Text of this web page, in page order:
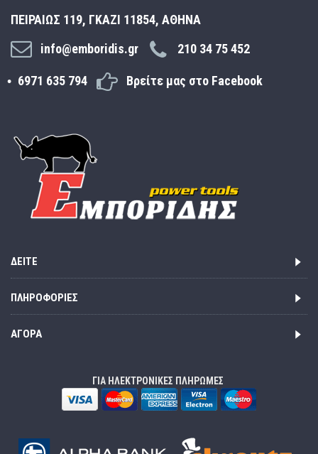
ΠΕΙΡΑΙΩΣ 119, ΓΚΑΖΙ 11854, ΑΘΗΝΑ
info@emboridis.gr
210 34 75 452
6971 635 794 Βρείτε μας στο Facebook
ΔΕΊΤΕ
ΠΛΗΡΟΦΟΡΊΕΣ
ΑΓΟΡΆ
ΓΙΑ ΗΛΕΚΤΡΟΝΙΚΕΣ ΠΛΗΡΩΜΕΣ